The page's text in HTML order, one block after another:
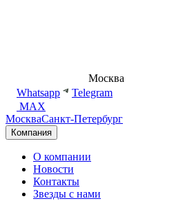
Москва
Whatsapp
Telegram
MAX
МоскваСанкт-Петербург
Компания
О компании
Новости
Контакты
Звезды с нами